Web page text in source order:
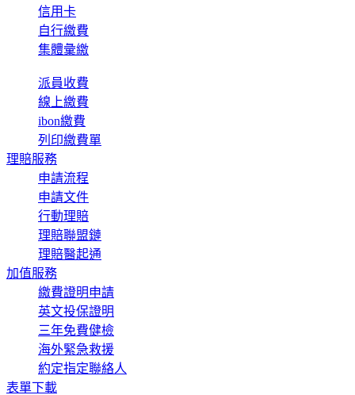
信用卡
自行繳費
集體彙繳
派員收費
線上繳費
ibon繳費
列印繳費單
理賠服務
申請流程
申請文件
行動理賠
理賠聯盟鏈
理賠醫起通
加值服務
繳費證明申請
英文投保證明
三年免費健檢
海外緊急救援
約定指定聯絡人
表單下載